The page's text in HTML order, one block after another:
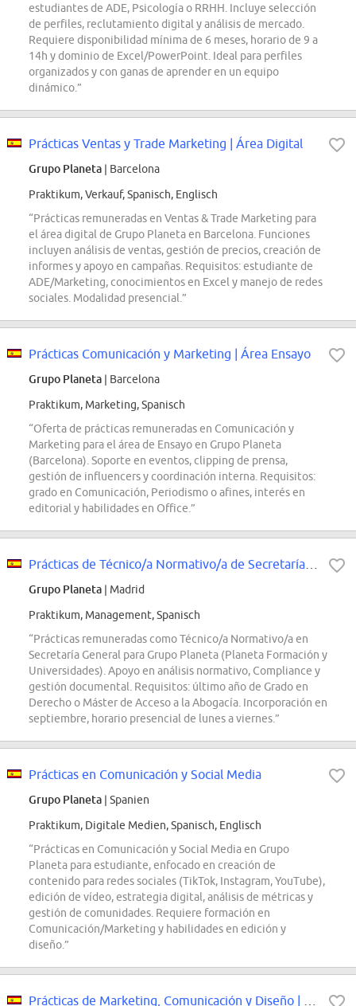
estudiantes de ADE, Psicología o RRHH. Incluye selección
de perfiles, reclutamiento digital y análisis de mercado.
Requiere disponibilidad mínima de 6 meses, horario de 9 a
14h y dominio de Excel/PowerPoint. Ideal para perfiles
organizados y con ganas de aprender en un equipo
dinámico.”
Prácticas Ventas y Trade Marketing | Área Digital
Grupo Planeta | Barcelona
Praktikum, Verkauf, Spanisch, Englisch
“Prácticas remuneradas en Ventas & Trade Marketing para
el área digital de Grupo Planeta en Barcelona. Funciones
incluyen análisis de ventas, gestión de precios, creación de
informes y apoyo en campañas. Requisitos: estudiante de
ADE/Marketing, conocimientos en Excel y manejo de redes
sociales. Modalidad presencial.”
Prácticas Comunicación y Marketing | Área Ensayo
Grupo Planeta | Barcelona
Praktikum, Marketing, Spanisch
“Oferta de prácticas remuneradas en Comunicación y
Marketing para el área de Ensayo en Grupo Planeta
(Barcelona). Soporte en eventos, clipping de prensa,
gestión de influencers y coordinación interna. Requisitos:
grado en Comunicación, Periodismo o afines, interés en
editorial y habilidades en Office.”
Grupo Planeta | Madrid
Praktikum, Management, Spanisch
“Prácticas remuneradas como Técnico/a Normativo/a en
Secretaría General para Grupo Planeta (Planeta Formación y
Universidades). Apoyo en análisis normativo, Compliance y
gestión documental. Requisitos: último año de Grado en
Derecho o Máster de Acceso a la Abogacía. Incorporación en
septiembre, horario presencial de lunes a viernes.”
Prácticas en Comunicación y Social Media
Grupo Planeta | Spanien
Praktikum, Digitale Medien, Spanisch, Englisch
“Prácticas en Comunicación y Social Media en Grupo
Planeta para estudiante, enfocado en creación de
contenido para redes sociales (TikTok, Instagram, YouTube),
edición de vídeo, estrategia digital, análisis de métricas y
gestión de comunidades. Requiere formación en
Comunicación/Marketing y habilidades en edición y
diseño.”